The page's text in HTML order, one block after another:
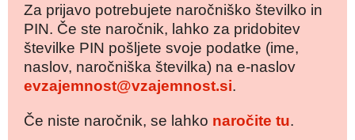
Za prijavo potrebujete naročniško številko in
PIN. Če ste naročnik, lahko za pridobitev
številke PIN pošljete svoje podatke (ime,
naslov, naročniška številka) na e-naslov
evzajemnost@vzajemnost.si.
Če niste naročnik, se lahko naročite tu.